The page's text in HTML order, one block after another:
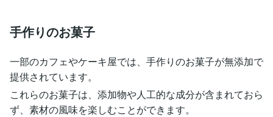
手作りのお菓子
一部のカフェやケーキ屋では、手作りのお菓子が無添加で
提供されています。
これらのお菓子は、添加物や人工的な成分が含まれておら
ず、素材の風味を楽しむことができます。